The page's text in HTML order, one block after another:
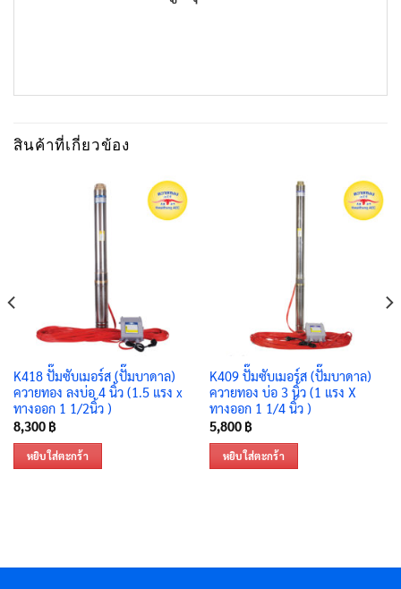
สินค้าที่เกี่ยวข้อง
K418 ปั๊มซับเมอร์ส (ปั๊มบาดาล)
ควายทอง ลงบ่อ 4 นิ้ว (1.5 แรง x
ทางออก 1 1/2นิ้ว )
8,300 ฿
หยิบใส่ตะกร้า
K409 ปั๊มซับเมอร์ส (ปั๊มบาดาล)
ควายทอง บ่อ 3 นิ้ว (1 แรง X
ทางออก 1 1/4 นิ้ว )
5,800 ฿
หยิบใส่ตะกร้า